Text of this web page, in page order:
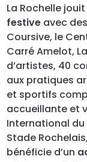
La Rochelle
festive avec
Coursive, le
Carré Amelot,
d’artistes, 40
aux pratiques
et sportifs
accueillante et
International du
Stade
bénéficie d’un